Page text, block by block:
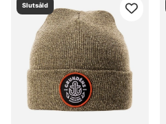
Slutsåld